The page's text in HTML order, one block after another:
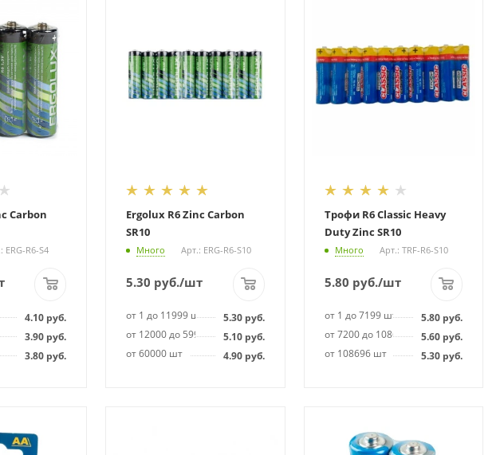
Carbon
ERG-R6-S4
4.10 руб.
шт3.90 руб.
3.80 руб.
Ergolux R6 Zinc Carbon
SR10
Много Арт.: ERG-R6-S10
5.30 руб./шт
от 1 до 11999 шт 5.30руб.
от 12000 до 59999 шт5.10руб.
от 60000 шт
4.90руб.
Трофи R6 Classic Heavy
Duty Zinc SR10
Много Арт.: TRF-R6-S10
5.80 руб./шт
от 1 до 7199 шт 5.80руб.
от 7200 до 108695 шт5.60руб.
от 108696 шт
5.30руб.